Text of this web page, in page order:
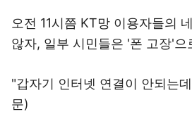
오전 11시쯤 KT망 이용자들의
않자, 일부 시민들은 '폰 고장'으
"갑자기 인터넷 연결이 안되는
문)